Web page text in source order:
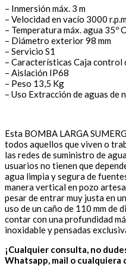
– Inmersión máx. 3 m
– Velocidad en vacío 3000
– Temperatura máx. agua 35º C
– Diámetro exterior 98 mm
– Servicio S1
– Características Caja
– Aislación IP68
– Peso 13,5 Kg
– Uso Extracción de aguas de
Esta BOMBA LARGA
todos aquellos que viven o
las redes de suministro de
usuarios no tienen que
agua limpia y segura de
manera vertical en pozo
pesar de entrar muy justa en
uso de un caño de 110 mm de
contar con una profundidad
inoxidable y pensadas
¡Cualquier consulta, no
Whatsapp, mail o